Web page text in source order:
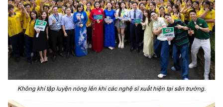
Không khí tập luyện nóng lên khi các nghệ sĩ xuất hiện tại sân trường.